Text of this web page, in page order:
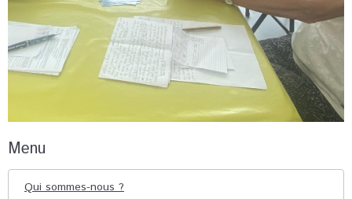
Menu
Qui sommes-nous ?